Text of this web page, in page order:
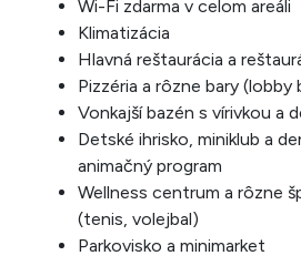
Wi-Fi zdarma v celom areáli
Klimatizácia
Hlavná reštaurácia a
Pizzéria a rôzne bary (lobby
Vonkajší bazén s vírivkou a
Detské ihrisko, miniklub a
animačný program
Wellness centrum a rôzne
(tenis, volejbal)
Parkovisko a minimarket